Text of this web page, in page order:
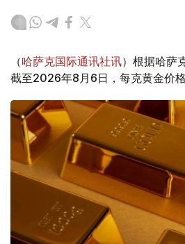
（哈萨克国际通讯社讯）根据哈萨
截至2026年8月6日，每克黄金价